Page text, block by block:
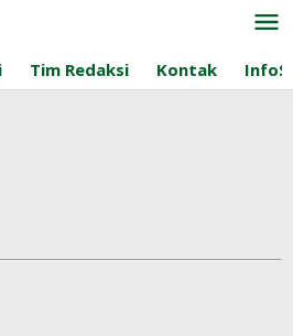
Tim Redaksi Kontak